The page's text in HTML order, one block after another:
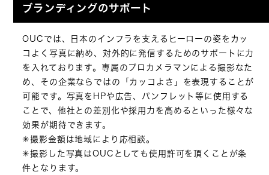
ブランディングのサポート
OUCでは、日本のインフラを支えるヒーローの姿をカッ
コよく写真に納め、対外的に発信するためのサポートに力
を入れております。専属のプロカメラマンによる撮影なた
め、その企業ならではの「カッコよさ」を表現することが
可能です。写真をHPや広告、パンフレット等に使用する
ことで、他社との差別化や採用力を高めるといった様々な
効果が期待できます。
✳︎撮影金額は地域により応相談。
✳︎撮影した写真はOUCとしても使用許可を頂くことが条
件となります。